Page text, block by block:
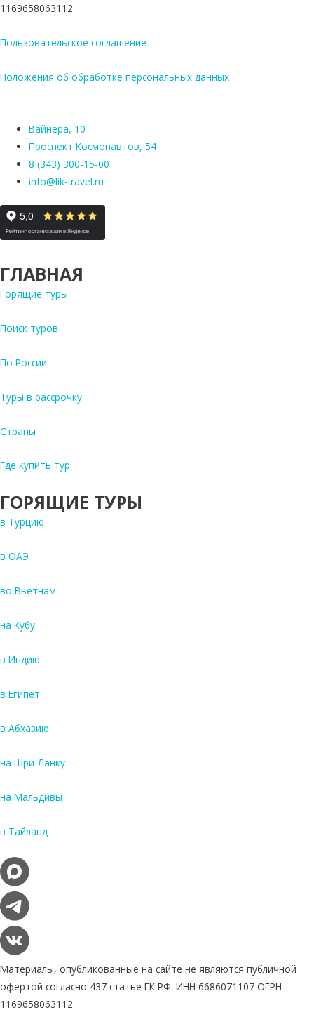
1169658063112
Пользовательское соглашение
Положения об обработке персональных данных
Вайнера, 10
Проспект Космонавтов, 54
8 (343) 300-15-00
info@lik-travel.ru
ГЛАВНАЯ
Горящие туры
Поиск туров
По России
Туры в рассрочку
Страны
Где купить тур
ГОРЯЩИЕ ТУРЫ
в Турцию
в ОАЭ
во Вьетнам
на Кубу
в Индию
в Египет
в Абхазию
на Шри-Ланку
на Мальдивы
в Тайланд
Материалы, опубликованные на сайте не являются публичной
офертой согласно 437 статье ГК РФ. ИНН 6686071107 ОГРН
1169658063112